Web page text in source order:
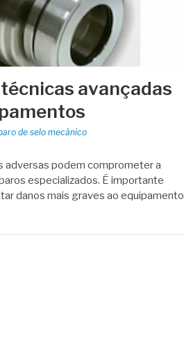
avançadas
de selo mecânico
adversas podem comprometer a
especializados. É importante
danos mais graves ao equipamento